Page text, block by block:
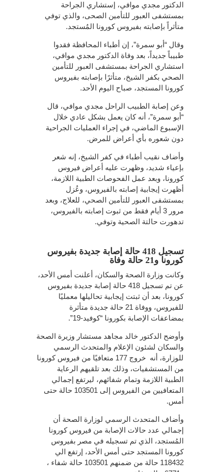
الدكتور مجدي موافي، إستشاري الجراحة
بمستشفى العبور للتأمين الصحى، والذي توفي
متأثراً بإصابته بفيروس كورونا المُستجد.
وقال “أبو سمرة”، إن أطباء المحافظة فقدوا
طبيباً جديداً، بعد وفاة الدكتور مجدي موافي،
استشاري الجراحة بمستشفى العبور للتأمين
الصحي بكفر الشيخ، متأثرًا بإصابته بفيروس
كورونا المستجد، صباح اليوم الأحد.
وعن إصابة الطبيب الراحل مجدي موافي، قال
“أبو سمرة”، أنه كان يعمل بشكل عادي خلال
الإسبوع الماضي، في إجراء العمليات الجراحية
دون شعوره بأي أعراض للمرض.
وأضاف نقيب أطباء في كفر الشيخ، إنه شعر
بإعياء شديد، وظهرت عليه أعراض فيروس
كورونا، وبعد عمل الفحوصات الطبية اللازمة،
أظهرت إيجابية إصابته بالفيروس، وعُزل
بمستشفى العبور للتأمين الصحي، للعلاج، وبعد
مرور 3 أيام فقط من ثبوت إصابته بالفيروس،
تدهورت حالتة الصحية وتوفي.
تسجيل 418 حالة إصابة جديدة بفيروس
كورونا و21 حالة وفاة
وكانت وزارة الصحة والسكان، أعلنت أمس الأحد،
عن تم تسجيل 418 حالة إصابة جديدة بفيروس
كورونا، بعد أن ثبتت إيجابية تحاليلها معمليًا
للفيروس، ووفاة 21 حالة جديدة متأثرة
بمضاعفات الإصابة بكورونا “كوفيد-19”.
وأوضح الدكتور خالد مجاهد مستشار وزيرة الصحة
والسكان لشئون الإعلام والمتحدث الرسمي
للوزارة، أنه خروج 177 متعافيًا من فيروس كورونا
من المستشفيات، وذلك بعد تلقيهم الرعاية
الطبية اللازمة وتمام شفائهم، ليرتفع إجمالي
المتعافيين من الفيروس إلى 103501 حالة حتى
أمس.
وأضاف المتحدث الرسمي لوزارة الصحة أن
إجمالي عدد حالات الإصابة من فيروس كورونا
المُستجد، الذي تم تسجيله في مصر بفيروس
كورونا المستجد حتى أمس الأحد، إرتفع الي
118432 حالة من ضمنهم 103501 حالة شفاء ،